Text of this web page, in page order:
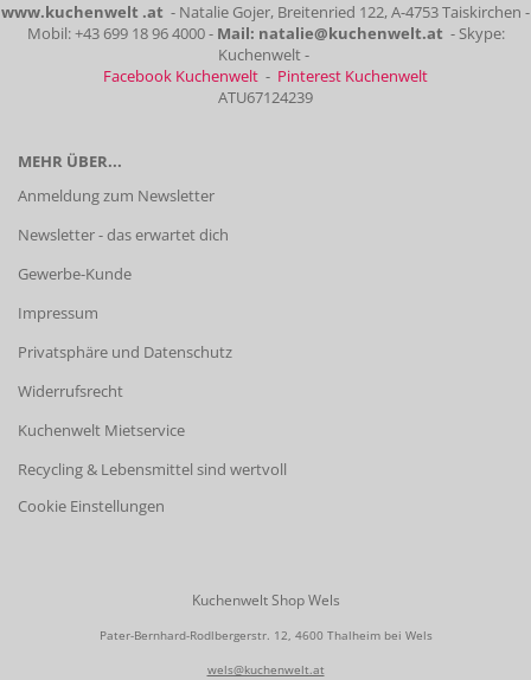
www.kuchenwelt .at - Natalie Gojer, Breitenried 122, A-4753 Taiskirchen -
Mobil: +43 699 18 96 4000 - Mail: natalie@kuchenwelt.at - Skype:
Kuchenwelt -
Facebook Kuchenwelt - Pinterest Kuchenwelt
ATU67124239
MEHR ÜBER...
Anmeldung zum Newsletter
Newsletter - das erwartet dich
Gewerbe-Kunde
Impressum
Privatsphäre und Datenschutz
Widerrufsrecht
Kuchenwelt Mietservice
Recycling & Lebensmittel sind wertvoll
Cookie Einstellungen
Kuchenwelt Shop Wels
Pater-Bernhard-Rodlbergerstr. 12, 4600 Thalheim bei Wels
wels@kuchenwelt.at